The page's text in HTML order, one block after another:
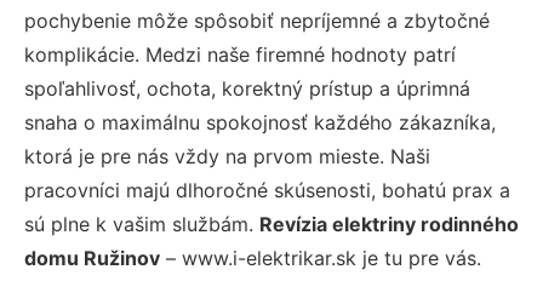
pochybenie môže spôsobiť nepríjemné a zbytočné
komplikácie. Medzi naše firemné hodnoty patrí
spoľahlivosť, ochota, korektný prístup a úprimná
snaha o maximálnu spokojnosť každého zákazníka,
ktorá je pre nás vždy na prvom mieste. Naši
pracovníci majú dlhoročné skúsenosti, bohatú prax a
sú plne k vašim službám. Revízia elektriny rodinného
domu Ružinov – www.i-elektrikar.sk je tu pre vás.